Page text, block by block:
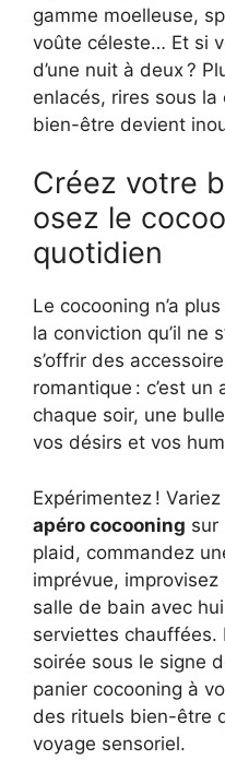
gamme moelleuse,
voûte céleste… Et si
d’une nuit à deux ?
enlacés, rires sous la
bien-être devient
Créez votre
osez le
quotidien
Le cocooning n’a
la conviction qu’il ne
s’offrir des
romantique : c’est
chaque soir, une
vos désirs et vos
Expérimentez !
apéro cocooning sur
plaid, commandez
imprévue,
salle de bain avec
serviettes chauffées.
soirée sous le signe
panier cocooning à
des rituels bien-être
voyage sensoriel.